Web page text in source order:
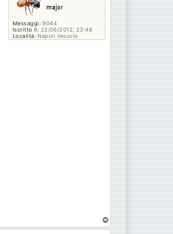
Messaggi: 9044
Iscritto il: 22/06/2012, 23:48
Località: Napoli Vesuvio
o